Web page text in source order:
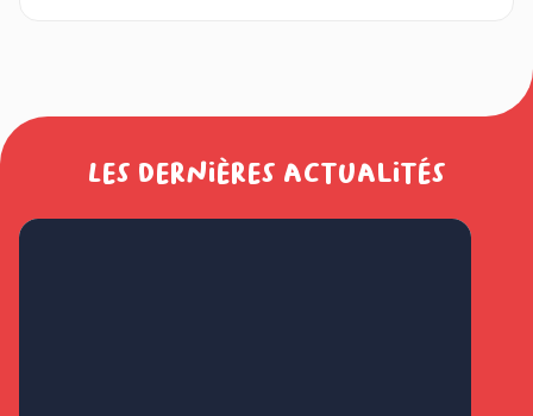
Les dernières actualités